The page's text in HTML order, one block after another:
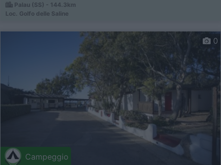
Palau (SS) - 144.3km
Loc. Golfo delle Saline
Campeggio
0